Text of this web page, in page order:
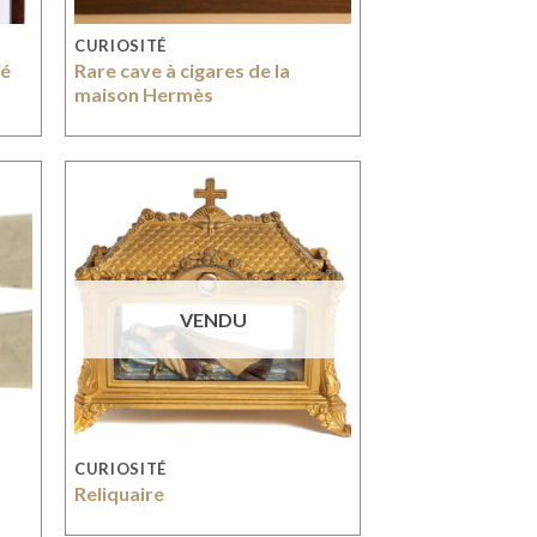
CURIOSITÉ
Rare cave à cigares de la
maison Hermès
VENDU
CURIOSITÉ
Reliquaire